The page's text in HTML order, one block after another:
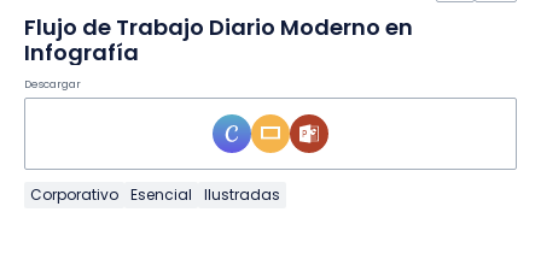
Flujo de Trabajo Diario Moderno en
Infografía
Descargar
Corporativo Esencial Ilustradas